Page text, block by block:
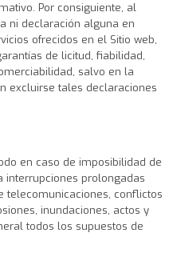
Por consiguiente, al
ni declaración alguna en
ofrecidos en el Sitio web,
de licitud, fiabilidad,
salvo en la
excluirse tales declaraciones
en caso de imposibilidad de
interrupciones prolongadas
telecomunicaciones, conflictos
inundaciones, actos y
todos los supuestos de